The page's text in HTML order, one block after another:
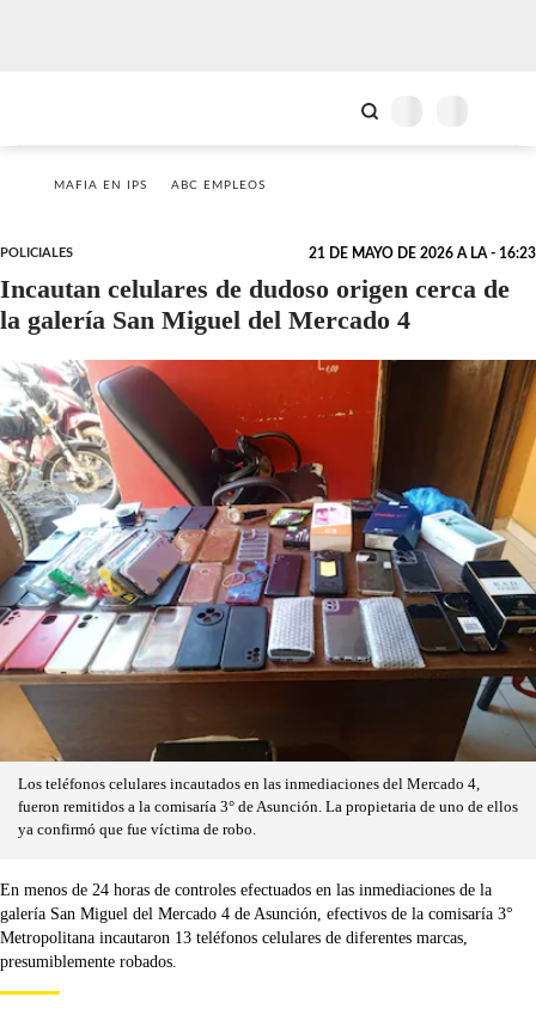
MAFIA EN IPS ABC EMPLEOS
POLICIALES 21 DE MAYO DE 2026 A LA - 16:23
Incautan celulares de dudoso origen cerca de
la galería San Miguel del Mercado 4
Los teléfonos celulares incautados en las inmediaciones del Mercado 4,
fueron remitidos a la comisaría 3° de Asunción. La propietaria de uno de ellos
ya confirmó que fue víctima de robo.
En menos de 24 horas de controles efectuados en las inmediaciones de la
galería San Miguel del Mercado 4 de Asunción, efectivos de la comisaría 3°
Metropolitana incautaron 13 teléfonos celulares de diferentes marcas,
presumiblemente robados.